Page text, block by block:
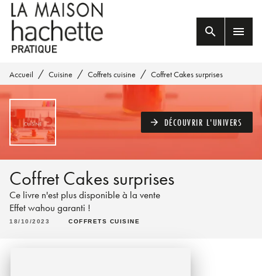
MENU RECHERCHE
PIED DE PAGE
search menu
Accueil / Cuisine / Coffrets cuisine / Coffret Cakes surprises
arrow_forward DÉCOUVRIR L'UNIVERS
Coffret Cakes surprises
Ce livre n'est plus disponible à la vente
Effet wahou garanti !
18/10/2023 COFFRETS CUISINE